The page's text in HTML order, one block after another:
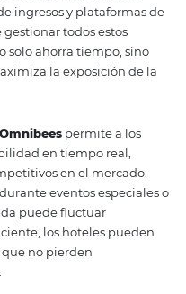
en datos de mercado
Esta flexibilidad
las tendencias
la
de la gestión hotelera